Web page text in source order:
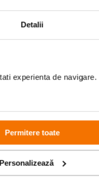
Detalii
experienta de
Permitere toate
Personalizează
SX70 poate fi
ajutorul adaptorului
filter-adaptor-fa-